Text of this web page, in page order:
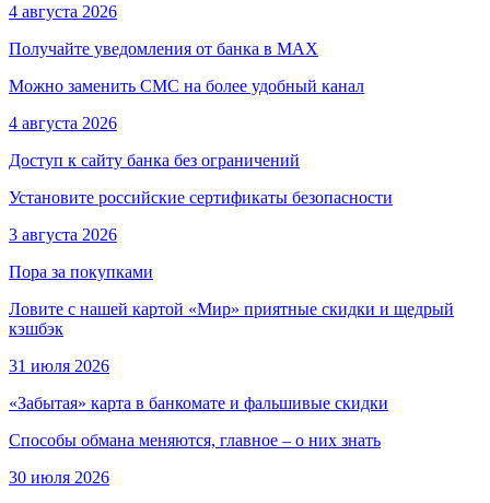
4 августа 2026
Получайте уведомления от банка в МАХ
Можно заменить СМС на более удобный канал
4 августа 2026
Доступ к сайту банка без ограничений
Установите российские сертификаты безопасности
3 августа 2026
Пора за покупками
Ловите с нашей картой «Мир» приятные скидки и щедрый
кэшбэк
31 июля 2026
«Забытая» карта в банкомате и фальшивые скидки
Способы обмана меняются, главное – о них знать
30 июля 2026